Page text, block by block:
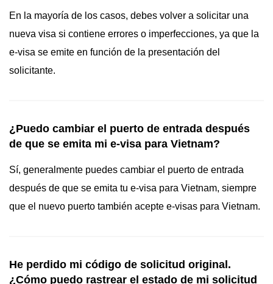
En la mayoría de los casos, debes volver a solicitar una
nueva visa si contiene errores o imperfecciones, ya que la
e-visa se emite en función de la presentación del
solicitante.
¿Puedo cambiar el puerto de entrada después
de que se emita mi e-visa para Vietnam?
Sí, generalmente puedes cambiar el puerto de entrada
después de que se emita tu e-visa para Vietnam, siempre
que el nuevo puerto también acepte e-visas para Vietnam.
He perdido mi código de solicitud original.
¿Cómo puedo rastrear el estado de mi solicitud